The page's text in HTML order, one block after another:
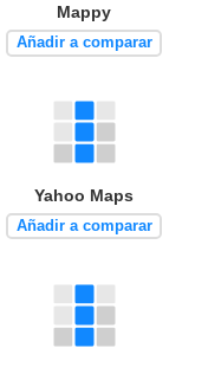
Mappy
Añadir a comparar
Yahoo Maps
Añadir a comparar